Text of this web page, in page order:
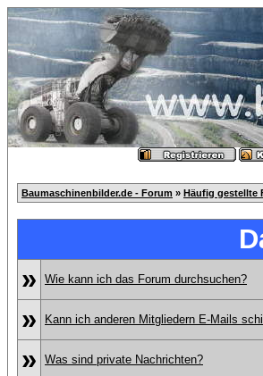
Baumaschinenbilder.de - Forum » Häufig gestellte
»
Wie kann ich das Forum durchsuchen?
» Kann ich anderen Mitgliedern E-Mails
» Was sind private Nachrichten?